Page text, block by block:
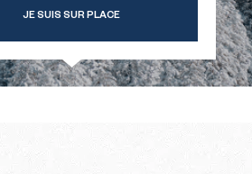
JE SUIS SUR PLACE